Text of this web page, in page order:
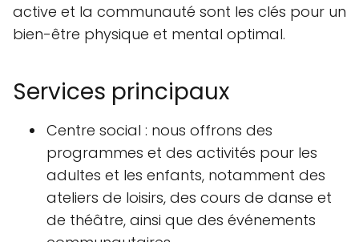
active et la communauté sont les clés pour un
bien-être physique et mental optimal.
Services principaux
Centre social : nous offrons des
programmes et des activités pour les
adultes et les enfants, notamment des
ateliers de loisirs, des cours de danse et
de théâtre, ainsi que des événements